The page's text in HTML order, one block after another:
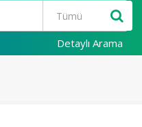
Detaylı Arama